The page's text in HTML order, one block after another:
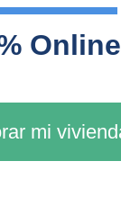
mi
Online